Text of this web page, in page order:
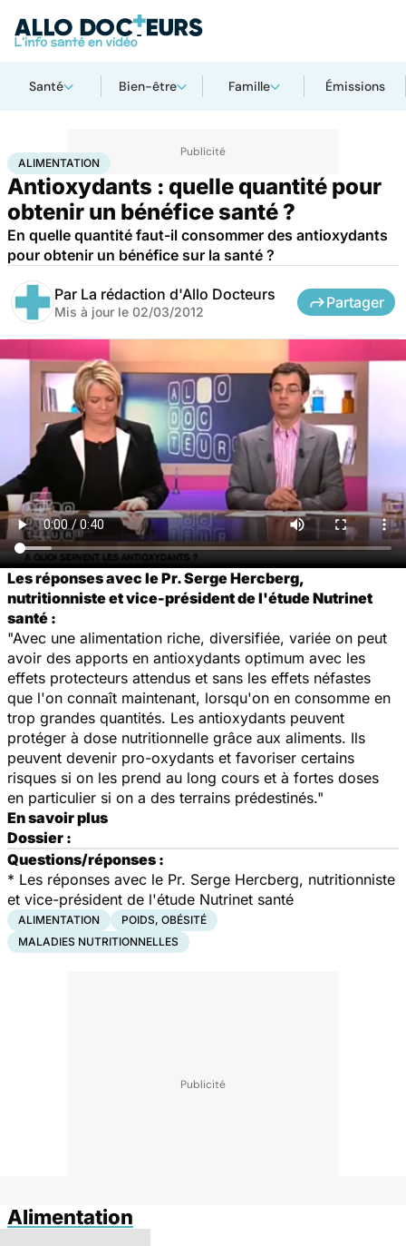
Santé Bien-être Famille Émissions
AccueilSantéMaladies Alimentation
ALIMENTATION
Antioxydants : quelle quantité pour
obtenir un bénéfice santé ?
En quelle quantité faut-il consommer des antioxydants
pour obtenir un bénéfice sur la santé ?
Par La rédaction d'Allo Docteurs
Mis à jour le 02/03/2012
Partager
Les réponses avec le Pr. Serge Hercberg,
nutritionniste et vice-président de l'étude Nutrinet
santé :
"Avec une alimentation riche, diversifiée, variée on peut
avoir des apports en antioxydants optimum avec les
effets protecteurs attendus et sans les effets néfastes
que l'on connaît maintenant, lorsqu'on en consomme en
trop grandes quantités. Les antioxydants peuvent
protéger à dose nutritionnelle grâce aux aliments. Ils
peuvent devenir pro-oxydants et favoriser certains
risques si on les prend au long cours et à fortes doses
en particulier si on a des terrains prédestinés."
En savoir plus
Dossier :
Questions/réponses :
* Les réponses avec le Pr. Serge Hercberg, nutritionniste
et vice-président de l'étude Nutrinet santé
ALIMENTATION
POIDS, OBÉSITÉ
MALADIES NUTRITIONNELLES
Alimentation